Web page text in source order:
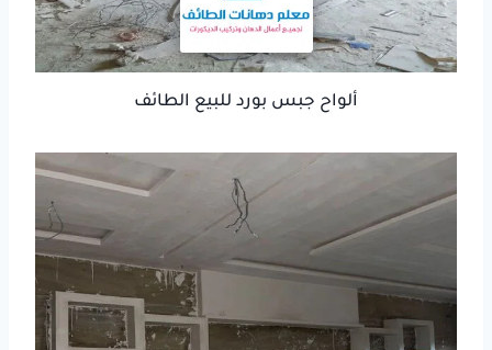
ألواح جبس بورد للبيع الطائف